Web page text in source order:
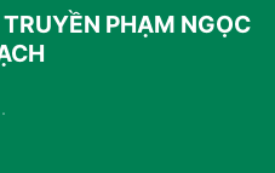
PHẠM NGỌC